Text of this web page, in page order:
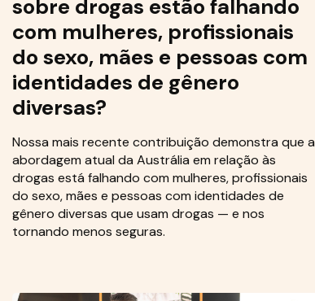
sobre drogas estão falhando
com mulheres, profissionais
do sexo, mães e pessoas com
identidades de gênero
diversas?
Nossa mais recente contribuição demonstra que a
abordagem atual da Austrália em relação às
drogas está falhando com mulheres, profissionais
do sexo, mães e pessoas com identidades de
gênero diversas que usam drogas — e nos
tornando menos seguras.